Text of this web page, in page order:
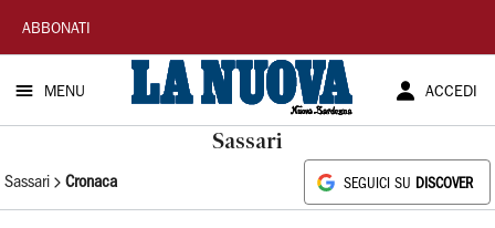
La
Nuova
Sardegna
ABBONATI
MENU ACCEDI
Sassari
Sassari Cronaca SEGUICI SU DISCOVER